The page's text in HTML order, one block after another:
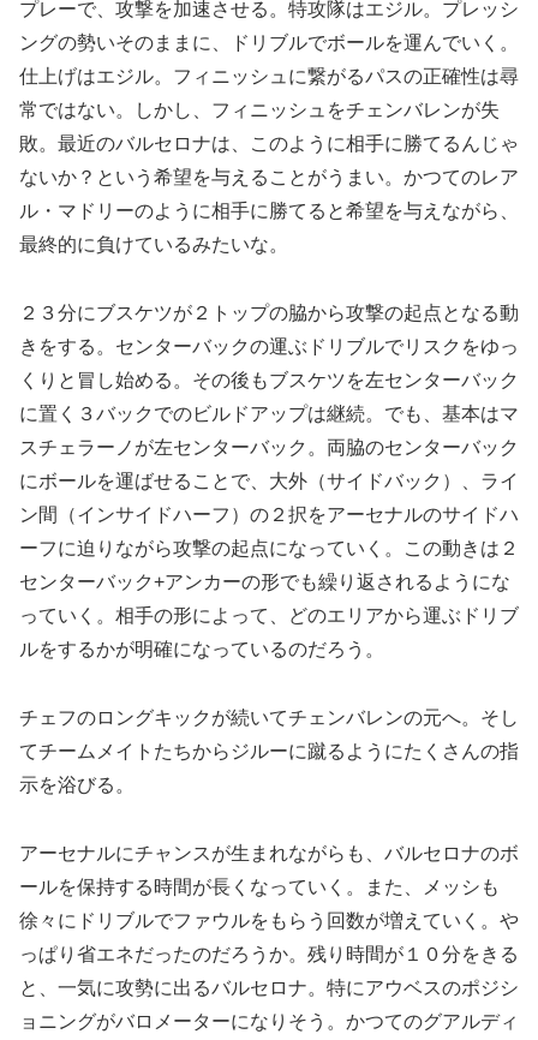
プレーで、攻撃を加速させる。特攻隊はエジル。プレッシ
ングの勢いそのままに、ドリブルでボールを運んでいく。
仕上げはエジル。フィニッシュに繋がるパスの正確性は尋
常ではない。しかし、フィニッシュをチェンバレンが失
敗。最近のバルセロナは、このように相手に勝てるんじゃ
ないか？という希望を与えることがうまい。かつてのレア
ル・マドリーのように相手に勝てると希望を与えながら、
最終的に負けているみたいな。
２３分にブスケツが２トップの脇から攻撃の起点となる動
きをする。センターバックの運ぶドリブルでリスクをゆっ
くりと冒し始める。その後もブスケツを左センターバック
に置く３バックでのビルドアップは継続。でも、基本はマ
スチェラーノが左センターバック。両脇のセンターバック
にボールを運ばせることで、大外（サイドバック）、ライ
ン間（インサイドハーフ）の２択をアーセナルのサイドハ
ーフに迫りながら攻撃の起点になっていく。この動きは２
センターバック+アンカーの形でも繰り返されるようにな
っていく。相手の形によって、どのエリアから運ぶドリブ
ルをするかが明確になっているのだろう。
チェフのロングキックが続いてチェンバレンの元へ。そし
てチームメイトたちからジルーに蹴るようにたくさんの指
示を浴びる。
アーセナルにチャンスが生まれながらも、バルセロナのボ
ールを保持する時間が長くなっていく。また、メッシも
徐々にドリブルでファウルをもらう回数が増えていく。や
っぱり省エネだったのだろうか。残り時間が１０分をきる
と、一気に攻勢に出るバルセロナ。特にアウベスのポジシ
ョニングがバロメーターになりそう。かつてのグアルディ